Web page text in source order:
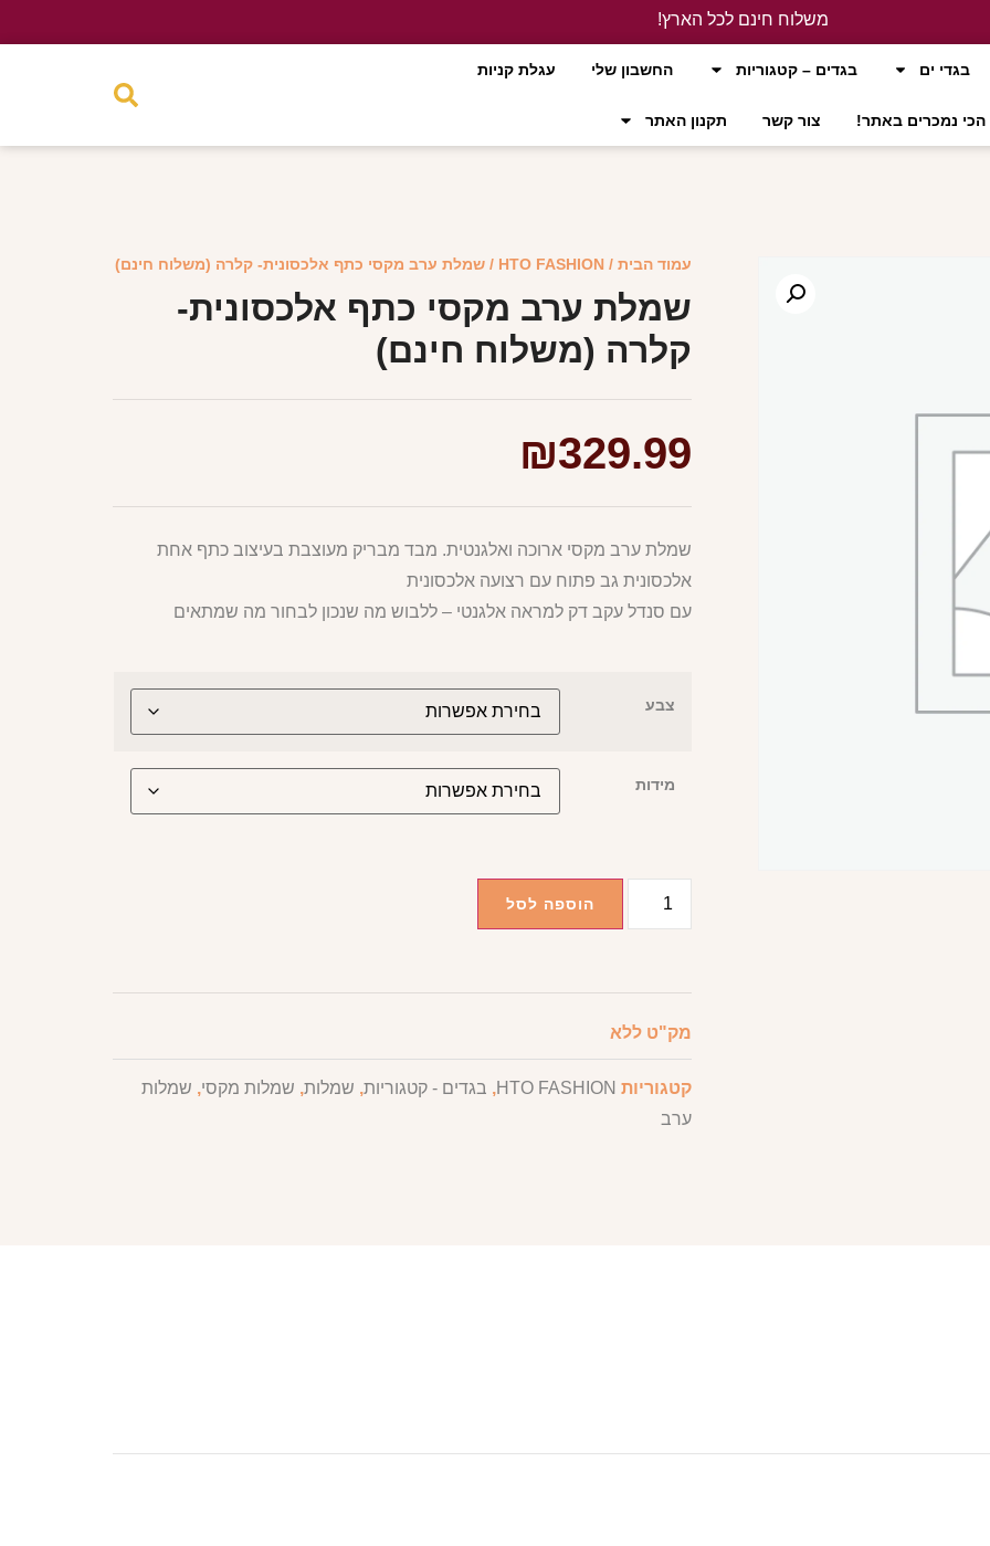
משלוח חינם לכל הארץ!
בגדי ים בגדים – קטגוריות החשבון שלי עגלת קניות
הכי נמכרים באתר! צור קשר תקנון האתר
עמוד הבית /
HTO FASHION / שמלת ערב מקסי כתף אלכסונית- קלרה (משלוח חינם)
שמלת ערב מקסי כתף אלכסונית-
קלרה (משלוח חינם)
₪329.99
שמלת ערב מקסי ארוכה ואלגנטית. מבד מבריק מעוצבת בעיצוב כתף אחת
אלכסונית גב פתוח עם רצועה אלכסונית
עם סנדל עקב דק למראה אלגנטי – ללבוש מה שנכון לבחור מה שמתאים
צבע
מידות
הוספה לסל
מק"ט ללא
קטגוריות HTO FASHION
, בגדים - קטגוריות, שמלות, שמלות מקסי, שמלות
ערב